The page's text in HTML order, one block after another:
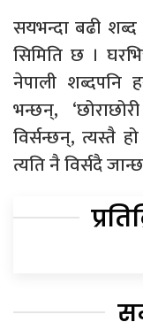
सयभन्दा बढी
सिमिति छ ।
नेपाली शब्दपनि
भन्छन्,
विर्सन्छन्, त्यस्तै
त्यति नै विर्सदै